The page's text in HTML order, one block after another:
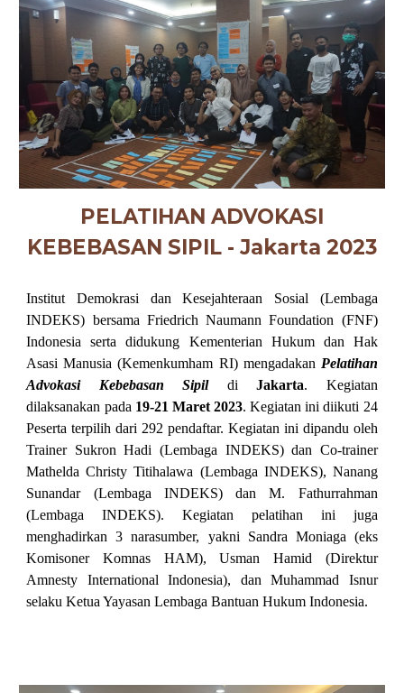
PELATIHAN ADVOKASI
KEBEBASAN SIPIL - Jakarta 2023
Institut Demokrasi dan Kesejahteraan Sosial (Lembaga
INDEKS) bersama Friedrich Naumann Foundation (FNF)
Indonesia serta didukung Kementerian Hukum dan Hak
Asasi Manusia (Kemenkumham RI) mengadakan Pelatihan
Advokasi Kebebasan Sipil
diJakarta. Kegiatan
dilaksanakan pada 19-21 Maret 2023. Kegiatan ini diikuti 24
Peserta terpilih dari 292 pendaftar. Kegiatan ini dipandu oleh
Trainer Sukron Hadi (Lembaga INDEKS) dan Co-trainer
Mathelda Christy Titihalawa (Lembaga INDEKS), Nanang
Sunandar (Lembaga INDEKS) dan M. Fathurrahman
(Lembaga INDEKS). Kegiatan pelatihan ini juga
menghadirkan 3 narasumber, yakni Sandra Moniaga (eks
Komisoner Komnas HAM),Usman Hamid (Direktur
Amnesty International Indonesia), dan Muhammad Isnur
selaku Ketua Yayasan Lembaga Bantuan Hukum Indonesia.